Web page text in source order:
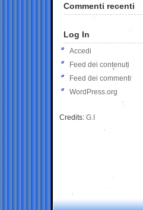
Commenti recenti
Log In
Accedi
Feed dei contenuti
Feed dei commenti
WordPress.org
Credits: G.I